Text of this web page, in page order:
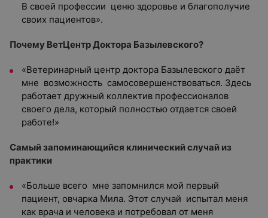
В своей профессии ценю здоровье и благополучие
своих пациентов».
Почему ВетЦентр Доктора Базылевского?
«Ветеринарный центр доктора Базылевского даёт
мне возможность самосовершенствоваться. Здесь
работает дружный коллектив профессионалов
своего дела, который полностью отдается своей
работе!»
Самый запоминающийся клинический случай из
практики
«Больше всего мне запомнился мой первый
пациент, овчарка Мила. Этот случай испытал меня
как врача и человека и потребовал от меня